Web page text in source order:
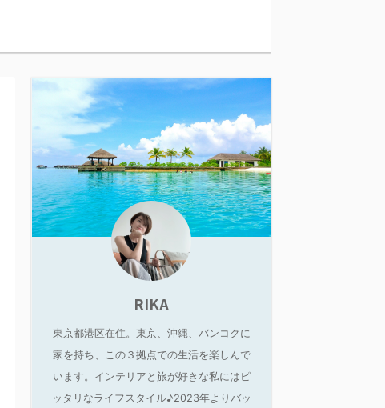
RIKA
東京都港区在住。東京、沖縄、バンコクに
家を持ち、この３拠点での生活を楽しんで
います。インテリアと旅が好きな私にはピ
ッタリなライフスタイル♪2023年よりバッ